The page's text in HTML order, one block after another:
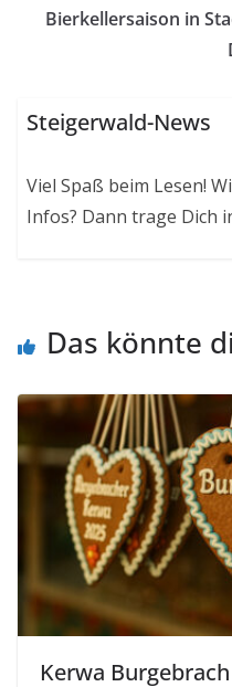
Bierkellersaison in
Steigerwald-News
Viel Spaß beim Lesen!
Infos? Dann trage Dich
Das könnte
Kerwa